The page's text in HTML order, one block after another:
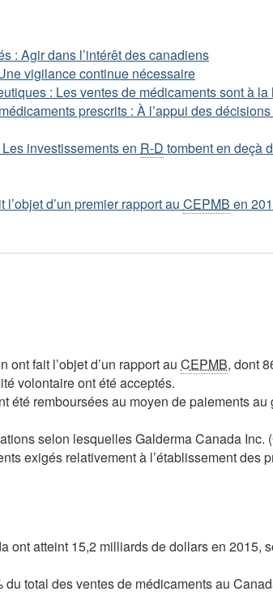
: Agir dans l’intérêt des canadiens
vigilance continue nécessaire
: Les ventes de médicaments sont à la
prescrits : À l’appui des
investissements en R-D tombent en deçà
d’un premier rapport au CEPMB en
fait l’objet d’un rapport au CEPMB, dont
volontaire ont été acceptés.
été remboursées au moyen de paiements
selon lesquelles Galderma Canada
exigés relativement à l’établissement des
ont atteint 15,2 milliards de dollars en 2015,
total des ventes de médicaments au